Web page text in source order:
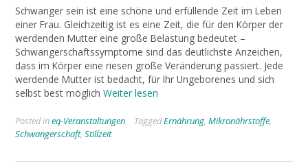
Schwanger sein ist eine schöne und erfüllende Zeit im Leben
einer Frau. Gleichzeitig ist es eine Zeit, die für den Körper der
werdenden Mutter eine große Belastung bedeutet –
Schwangerschaftssymptome sind das deutlichste Anzeichen,
dass im Körper eine riesen große Veränderung passiert. Jede
werdende Mutter ist bedacht, für Ihr Ungeborenes und sich
selbst best möglich Weiter lesen
Posted ineq-Veranstaltungen TaggedErnährung Mikronährstoffe
Schwangerschaft, Stillzeit